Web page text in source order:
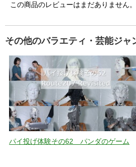
e
o
この商品のレビューはまだありません。
その他のバラエティ・芸能ジャ
パイ投げ体験その62 パンダのゲーム